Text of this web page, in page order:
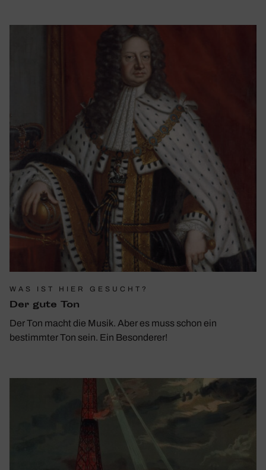
WAS IST HIER GESUCHT?
Der gute Ton
Der Ton macht die Musik. Aber es muss schon ein
bestimmter Ton sein. Ein Besonderer!